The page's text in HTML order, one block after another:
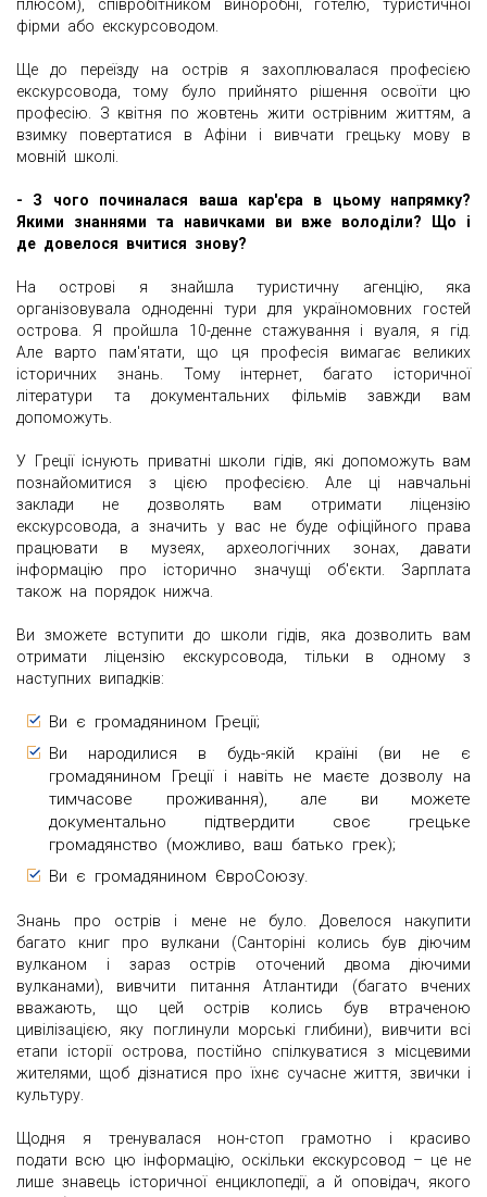
плюсом), співробітником виноробні, готелю, туристичної
фірми або екскурсоводом.
Ще до переїзду на острів я захоплювалася професією
екскурсовода, тому було прийнято рішення освоїти цю
професію. З квітня по жовтень жити острівним життям, а
взимку повертатися в Афіни і вивчати грецьку мову в
мовній школі.
- З чого починалася ваша кар'єра в цьому напрямку?
Якими знаннями та навичками ви вже володіли? Що і
де довелося вчитися знову?
На острові я знайшла туристичну агенцію, яка
організовувала одноденні тури для україномовних гостей
острова. Я пройшла 10-денне стажування і вуаля, я гід.
Але варто пам'ятати, що ця професія вимагає великих
історичних знань. Тому інтернет, багато історичної
літератури та документальних фільмів завжди вам
допоможуть.
У Греції існують приватні школи гідів, які допоможуть вам
познайомитися з цією професією. Але ці навчальні
заклади не дозволять вам отримати ліцензію
екскурсовода, а значить у вас не буде офіційного права
працювати в музеях, археологічних зонах, давати
інформацію про історично значущі об'єкти. Зарплата
також на порядок нижча.
Ви зможете вступити до школи гідів, яка дозволить вам
отримати ліцензію екскурсовода, тільки в одному з
наступних випадків:
Ви є громадянином Греції;
Ви народилися в будь-якій країні (ви не є
громадянином Греції і навіть не маєте дозволу на
тимчасове проживання), але ви можете
документально підтвердити своє грецьке
громадянство (можливо, ваш батько грек);
Ви є громадянином ЄвроСоюзу.
Знань про острів і мене не було. Довелося накупити
багато книг про вулкани (Санторіні колись був діючим
вулканом і зараз острів оточений двома діючими
вулканами), вивчити питання Атлантиди (багато вчених
вважають, що цей острів колись був втраченою
цивілізацією, яку поглинули морські глибини), вивчити всі
етапи історії острова, постійно спілкуватися з місцевими
жителями, щоб дізнатися про їхнє сучасне життя, звички і
культуру.
Щодня я тренувалася нон-стоп грамотно і красиво
подати всю цю інформацію, оскільки екскурсовод – це не
лише знавець історичної енциклопедії, а й оповідач, якого